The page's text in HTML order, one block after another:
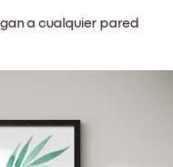
a cualquier pared